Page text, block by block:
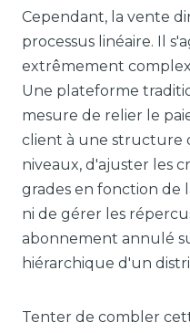
Cependant, la vente
processus linéaire. Il
extrêmement
Une plateforme
mesure de relier le
client à une structure
niveaux, d'ajuster les
grades en fonction de
ni de gérer les
abonnement annulé
hiérarchique d'un
Tenter de combler